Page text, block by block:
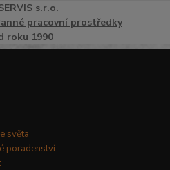
Ss.r.o.
pracovní prostředky
roku 1990
světa
poradenství